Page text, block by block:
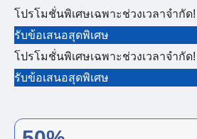
โปรโมชั่นพิเศษเฉพาะช่วงเวลาจำกั
รับข้อเสนอสุดพิเศษ
โปรโมชั่นพิเศษเฉพาะช่วงเวลาจำกั
รับข้อเสนอสุดพิเศษ